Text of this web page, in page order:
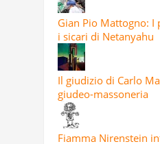
Gian Pio Mattogno: I
i sicari di Netanyahu
Il giudizio di Carlo
giudeo-massoneria
Fiamma Nirenstein